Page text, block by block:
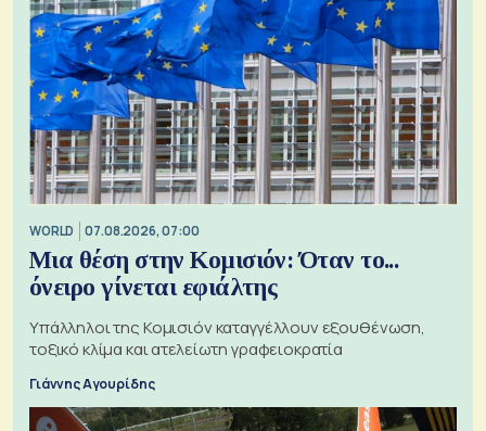
WORLD 07.08.2026, 07:00
Μια θέση στην Κομισιόν: Όταν το...
όνειρο γίνεται εφιάλτης
Υπάλληλοι της Κομισιόν καταγγέλλουν εξουθένωση,
τοξικό κλίμα και ατελείωτη γραφειοκρατία
Γιάννης Αγουρίδης